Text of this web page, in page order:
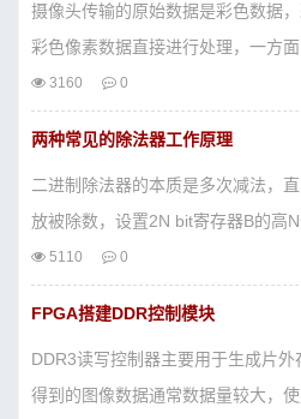
摄像头传输的原始数据是彩色数据
彩色像素数据直接进行处理，一方
3160 0
两种常见的除法器工作原理
二进制除法器的本质是多次减法，
放被除数，设置2N bit寄存器B的高
5110 0
FPGA搭建DDR控制模块
DDR3读写控制器主要用于生成片
得到的图像数据通常数据量较大，